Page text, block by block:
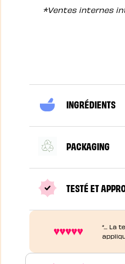
*Ventes internes
INGRÉDIENTS
PACKAGING
TESTÉ ET
“... La